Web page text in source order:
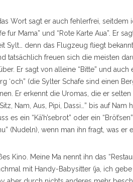
Wort sagt er auch fehlerfrei, seitdem
fur Mama” und “Rote Karte Aua”. Er
Sylt… denn das Flugzeug fliegt
tatsächlich freuen sich die meisten
Er sagt von alleine “Bitte” und auch
‘och” (die Sylter Schafe sind einen
Er erkennt die Uromas, die er
Nam, Aus, Pipi, Dassi…” bis auf
ein “Kä’h’sebrot” oder ein
(Nudeln), wenn man ihn fragt, was er
Kino. Meine Ma nennt ihn das
mit Handy-Babysitter (ja, ich